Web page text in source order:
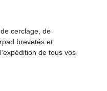
cerclage, de
brevetés et
de tous vos